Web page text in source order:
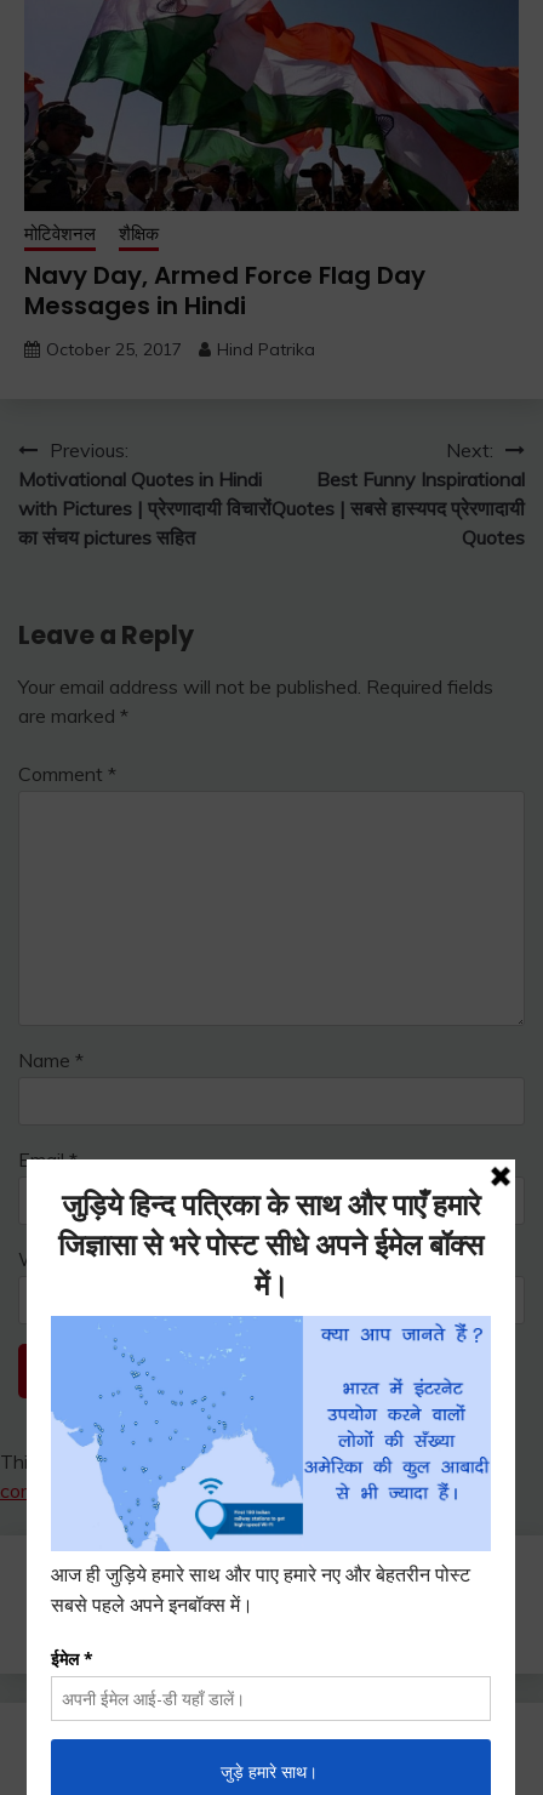
मोटिवेशनल शैक्षिक
Navy Day, Armed Force Flag Day
Messages in Hindi
October 25, 2017 Hind Patrika
Post
navigation
Previous:
Motivational Quotes in Hindi
with Pictures | प्रेरणादायी विचारों
का संचय pictures सहित
Next:
Best Funny Inspirational
Quotes | सबसे हास्यपद प्रेरणादायी
Quotes
Leave a Reply
Your email address will not be published. Required fields
are marked *
Comment *
Name *
Email*
Website
This site uses Akismet to reduce spam.Learn how your
comment data is processed.
Search
for: